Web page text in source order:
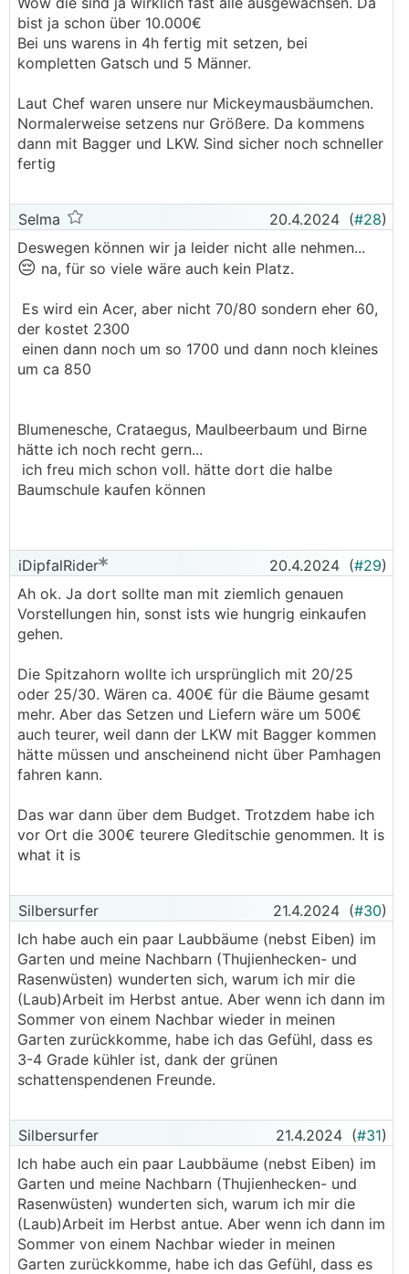
bist ja schon über 10.000€
Bei uns warens in 4h fertig mit setzen, bei
kompletten Gatsch und 5 Männer.
Laut Chef waren unsere nur Mickeymausbäumchen.
Normalerweise setzens nur Größere. Da kommens
dann mit Bagger und LKW. Sind sicher noch schneller
fertig
Selma 20.4.2024 (#28)
Deswegen können wir ja leider nicht alle nehmen...
😔 na, für so viele wäre auch kein Platz.
Es wird ein Acer, aber nicht 70/80 sondern eher 60,
der kostet 2300
einen dann noch um so 1700 und dann noch kleines
um ca 850
Blumenesche, Crataegus, Maulbeerbaum und Birne
hätte ich noch recht gern...
ich freu mich schon voll. hätte dort die halbe
Baumschule kaufen können
iDipfalRider 20.4.2024 (#29)
Ah ok. Ja dort sollte man mit ziemlich genauen
Vorstellungen hin, sonst ists wie hungrig einkaufen
gehen.
Die Spitzahorn wollte ich ursprünglich mit 20/25
oder 25/30. Wären ca. 400€ für die Bäume gesamt
mehr. Aber das Setzen und Liefern wäre um 500€
auch teurer, weil dann der LKW mit Bagger kommen
hätte müssen und anscheinend nicht über Pamhagen
fahren kann.
Das war dann über dem Budget. Trotzdem habe ich
vor Ort die 300€ teurere Gleditschie genommen. It is
what it is
Silbersurfer 21.4.2024 (#30)
Ich habe auch ein paar Laubbäume (nebst Eiben) im
Garten und meine Nachbarn (Thujienhecken- und
Rasenwüsten) wunderten sich, warum ich mir die
(Laub)Arbeit im Herbst antue. Aber wenn ich dann im
Sommer von einem Nachbar wieder in meinen
Garten zurückkomme, habe ich das Gefühl, dass es
3-4 Grade kühler ist, dank der grünen
schattenspendenen Freunde.
Silbersurfer 21.4.2024 (#31)
Ich habe auch ein paar Laubbäume (nebst Eiben) im
Garten und meine Nachbarn (Thujienhecken- und
Rasenwüsten) wunderten sich, warum ich mir die
(Laub)Arbeit im Herbst antue. Aber wenn ich dann im
Sommer von einem Nachbar wieder in meinen
Garten zurückkomme, habe ich das Gefühl, dass es